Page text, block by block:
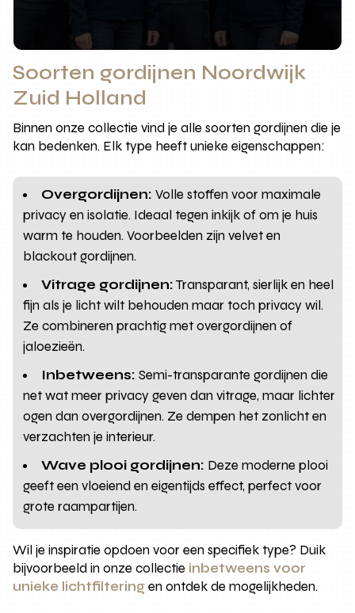
Soorten gordijnen Noordwijk
Zuid Holland
Binnen onze collectie vind je alle soorten gordijnen die je
kan bedenken. Elk type heeft unieke eigenschappen:
Overgordijnen: Volle stoffen voor maximale
privacy en isolatie. Ideaal tegen inkijk of om je huis
warm te houden. Voorbeelden zijn velvet en
blackout gordijnen.
Vitrage gordijnen:Transparant, sierlijk en heel
fijn als je licht wilt behouden maar toch privacy wil.
Ze combineren prachtig met overgordijnen of
jaloezieën.
Inbetweens: Semi-transparante gordijnen die
net wat meer privacy geven dan vitrage, maar lichter
ogen dan overgordijnen. Ze dempen het zonlicht en
verzachten je interieur.
Wave plooi gordijnen: Deze moderne plooi
geeft een vloeiend en eigentijds effect, perfect voor
grote raampartijen.
Wil je inspiratie opdoen voor een specifiek type? Duik
bijvoorbeeld in onze collectie inbetweens voor
unieke lichtfilteringen ontdek de mogelijkheden.